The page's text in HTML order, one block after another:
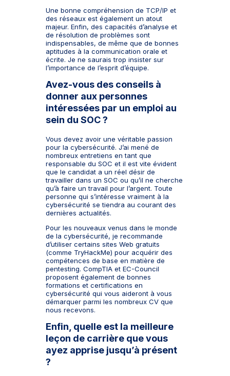
Une bonne compréhension de TCP/IP et
des réseaux est également un atout
majeur. Enfin, des capacités d’analyse et
de résolution de problèmes sont
indispensables, de même que de bonnes
aptitudes à la communication orale et
écrite. Je ne saurais trop insister sur
l’importance de l’esprit d’équipe.
Avez-vous des conseils à
donner aux personnes
intéressées par un emploi au
sein du SOC ?
Vous devez avoir une véritable passion
pour la cybersécurité. J’ai mené de
nombreux entretiens en tant que
responsable du SOC et il est vite évident
que le candidat a un réel désir de
travailler dans un SOC ou qu’il ne cherche
qu’à faire un travail pour l’argent. Toute
personne qui s’intéresse vraiment à la
cybersécurité se tiendra au courant des
dernières actualités.
Pour les nouveaux venus dans le monde
de la cybersécurité, je recommande
d’utiliser certains sites Web gratuits
(comme TryHackMe) pour acquérir des
compétences de base en matière de
pentesting. CompTIA et EC-Council
proposent également de bonnes
formations et certifications en
cybersécurité qui vous aideront à vous
démarquer parmi les nombreux CV que
nous recevons.
Enfin, quelle est la meilleure
leçon de carrière que vous
ayez apprise jusqu’à présent
?